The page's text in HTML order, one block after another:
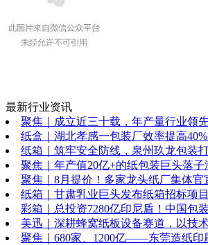
最新行业资讯
聚焦｜成立近三十载，年产量行业
纸盒｜湖北孝感一包装厂效率提高
纸箱｜筑牢安全防线，泉州玖龙包装
聚焦｜年产值20亿+的纸包装巨头落子
聚焦｜8月提价！多家龙头纸厂集体官
纸箱｜甘肃乳业巨头发布纸箱招标项
彩箱｜总投资7280亿印尼盾！中国包
美迅｜深耕蜂窝纸板设备赛道，以技
聚焦｜680家、1200亿——东莞造纸印